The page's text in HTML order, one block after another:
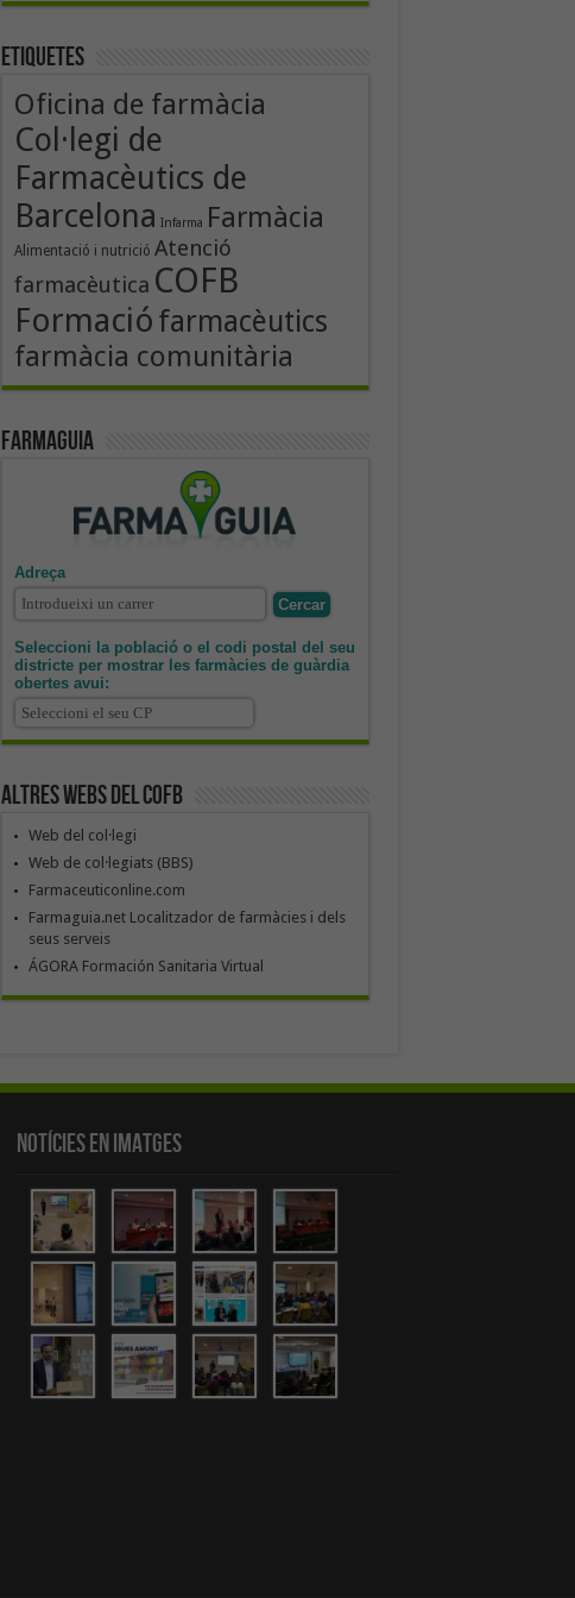
Etiquetes
Oficina de farmàcia
Col·legi de
Farmacèutics de
Barcelona Infarma Farmàcia
Alimentació i nutrició Atenció
farmacèutica COFB
Formació farmacèutics
farmàcia comunitària
Farmaguia
Adreça
Seleccioni la població o el codi postal del seu
districte per mostrar les farmàcies de guàrdia
obertes avui:
Altres webs del COFB
Web del col·legi
Web de col·legiats (BBS)
Farmaceuticonline.com
Farmaguia.net Localitzador de farmàcies i dels
seus serveis
ÁGORA Formación Sanitaria Virtual
Notícies en Imatges